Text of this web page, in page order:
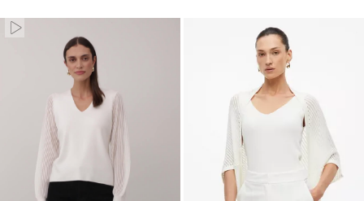
Paused • Muted